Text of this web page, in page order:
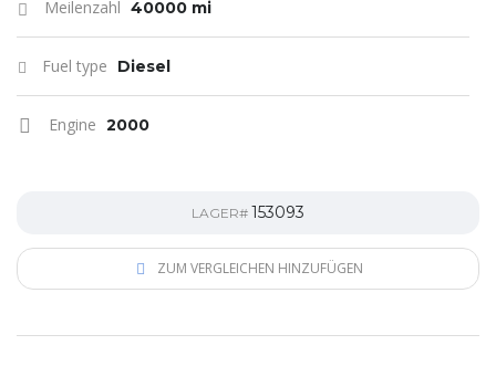
Meilenzahl 40000 mi
Fuel type Diesel
Engine 2000
LAGER# 153093
ZUM VERGLEICHEN HINZUFÜGEN